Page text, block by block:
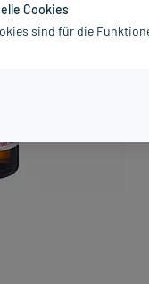
Cookies
sind für die